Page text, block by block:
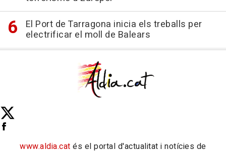
El Port de Tarragona inicia els treballs per
electrificar el moll de Balears
www.aldia.cat és el portal d'actualitat i notícies de